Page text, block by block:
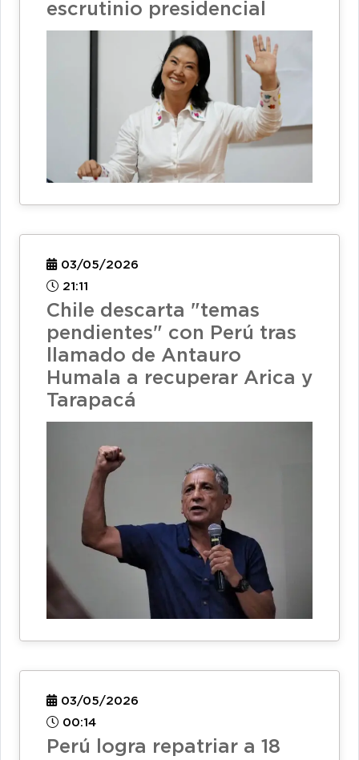
escrutinio presidencial
03/05/2026
21:11
Chile descarta "temas
pendientes" con Perú tras
llamado de Antauro
Humala a recuperar Arica y
Tarapacá
03/05/2026
00:14
Perú logra repatriar a 18